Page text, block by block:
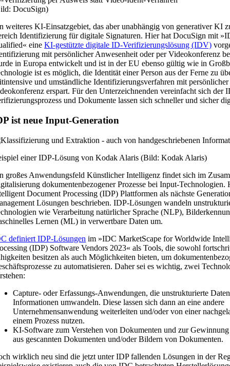
DocuSign)
weiteres KI-Einsatzgebiet, das aber unabhängig von generativer KI
Identifizierung für digitale Signaturen. Hier hat DocuSign mit
eineKI-gestützte digitale ID-Verifizierungslösung (IDV)
mit persönlicher Anwesenheit oder per Videokonferenz
in Europa entwickelt und ist in der EU ebenso gültig wie in
ist es möglich, die Identität einer Person aus der Ferne zu
und umständliche Identifizierungsverfahren mit
erspart. Für den Unterzeichnenden vereinfacht sich der
und Dokumente lassen sich schneller und sicher
ist neue Input-Generation
einer IDP-Lösung von Kodak Alaris (Bild: Kodak Alaris)
großes Anwendungsfeld Künstlicher Intelligenz findet sich im
dokumentenbezogener Prozesse bei Input-Technologien.
Document Processing (IDP) Plattformen als nächste
Lösungen beschrieben. IDP-Lösungen wandeln
wie Verarbeitung natürlicher Sprache (NLP),
Lernen (ML) in verwertbare Daten um.
definiert IDP-Lösungen im »IDC MarketScape for Worldwide
(IDP) Software Vendors 2023« als Tools, die sowohl
besitzen als auch Möglichkeiten bieten, um
zu automatisieren. Daher sei es wichtig, zwei
Capture- oder Erfassungs-Anwendungen, die unstrukturierte
Informationen umwandeln. Diese lassen sich dann an eine andere
Unternehmensanwendung weiterleiten und/oder von einer
einem Prozess nutzen.
KI-Software zum Verstehen von Dokumenten und zur
aus gescannten Dokumenten und/oder Bildern von Dokumenten.
wirklich neu sind die jetzt unter IDP fallenden Lösungen in der